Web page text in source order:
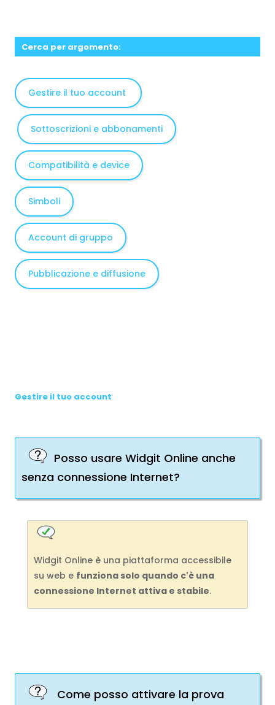
Cerca per argomento:
Gestire il tuo account
Sottoscrizioni e abbonamenti
Compatibilità e device
Simboli
Account di gruppo
Pubblicazione e diffusione
Gestire il tuo account
Posso usare Widgit Online anche
senza connessione Internet?
Widgit Online è una piattaforma accessibile
su web e funziona solo quando c'è una
connessione Internet attiva e stabile.
Come posso attivare la prova